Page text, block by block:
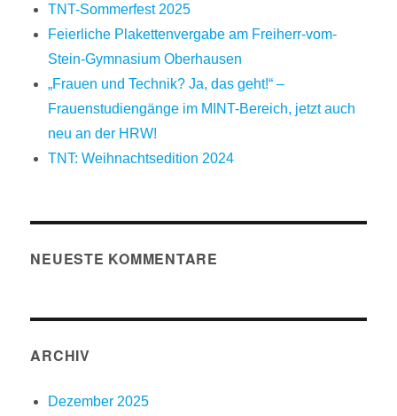
TNT-Sommerfest 2025
Feierliche Plakettenvergabe am Freiherr-vom-
Stein-Gymnasium Oberhausen
„Frauen und Technik? Ja, das geht!“ –
Frauenstudiengänge im MINT-Bereich, jetzt auch
neu an der HRW!
TNT: Weihnachtsedition 2024
NEUESTE KOMMENTARE
ARCHIV
Dezember 2025